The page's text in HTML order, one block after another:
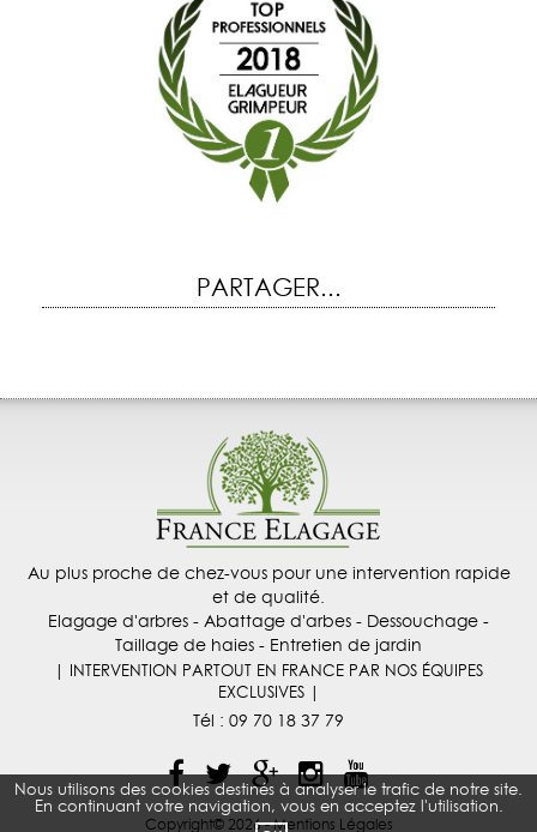
PARTAGER...
Au plus proche de chez-vous pour une intervention rapide
et de qualité.
Elagage d'arbres - Abattage d'arbes - Dessouchage -
Taillage de haies - Entretien de jardin
| INTERVENTION PARTOUT EN FRANCE PAR NOS ÉQUIPES
EXCLUSIVES |
Tél : 09 70 18 37 79
Copyright© 2026 -Mentions Légales
Nous utilisons des cookies destinés à analyser le trafic de notre site.
En continuant votre navigation, vous en acceptez l'utilisation.